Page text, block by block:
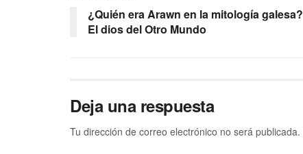
¿Quién era Arawn en la mitología galesa?
El dios del Otro Mundo
Deja una respuesta
Tu dirección de correo electrónico no será publicada.